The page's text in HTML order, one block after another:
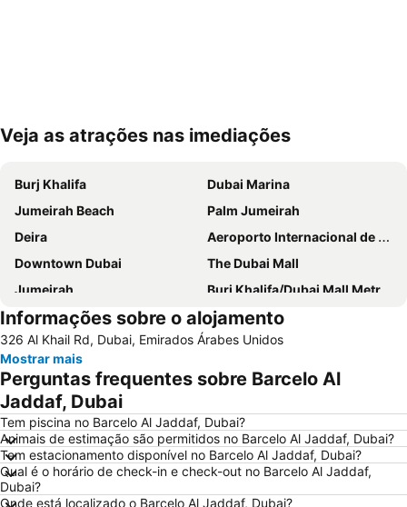
Ampliar mapa
Veja as atrações nas imediações
Burj Khalifa
Dubai Marina
Jumeirah Beach
Palm Jumeirah
Deira
Aeroporto Internacional de Dubai
Downtown Dubai
The Dubai Mall
Jumeirah
Burj Khalifa/Dubai Mall Metro Station
Dubai World Trade Centre
Al Barsha Dubai
Business Bay
Dubai Festival City
Deira City Centre Metro Station
Sheikh Zayed Road
Deira City Center Mall
Bur Dubai
Burj KhalifaDubai Mall Metro Station
Dubai Metro
Al Rigga
Dubai Creek
GULFOOD EXHIBITION
Airport Terminal 3 Metro Station
Al Qusais
Informações sobre o alojamento
326 Al Khail Rd, Dubai, Emirados Árabes Unidos
Mostrar mais
Perguntas frequentes sobre Barcelo Al
Jaddaf, Dubai
Tem piscina no Barcelo Al Jaddaf, Dubai?
Animais de estimação são permitidos no Barcelo Al Jaddaf, Dubai?
Tem estacionamento disponível no Barcelo Al Jaddaf, Dubai?
Qual é o horário de check-in e check-out no Barcelo Al Jaddaf,
Dubai?
Onde está localizado o Barcelo Al Jaddaf, Dubai?